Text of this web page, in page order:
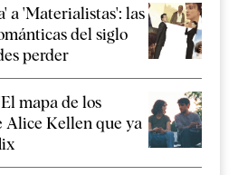
a 'Materialistas': las
del siglo
perder
mapa de los
Alice Kellen que ya